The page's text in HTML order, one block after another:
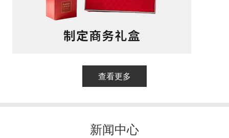
查看更多
新闻中心